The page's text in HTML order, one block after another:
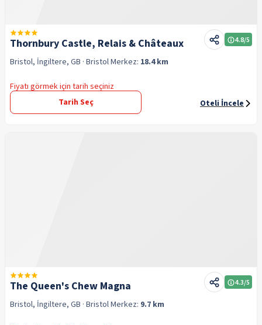
Thornbury Castle, Relais & Châteaux 4.8/5
Bristol, İngiltere, GB · BristolMerkez: 18.4 km
Fiyatı görmek için tarih seçiniz
Tarih Seç
Oteli İncele
The Queen's Chew Magna 4.3/5
Bristol, İngiltere, GB · BristolMerkez: 9.7 km